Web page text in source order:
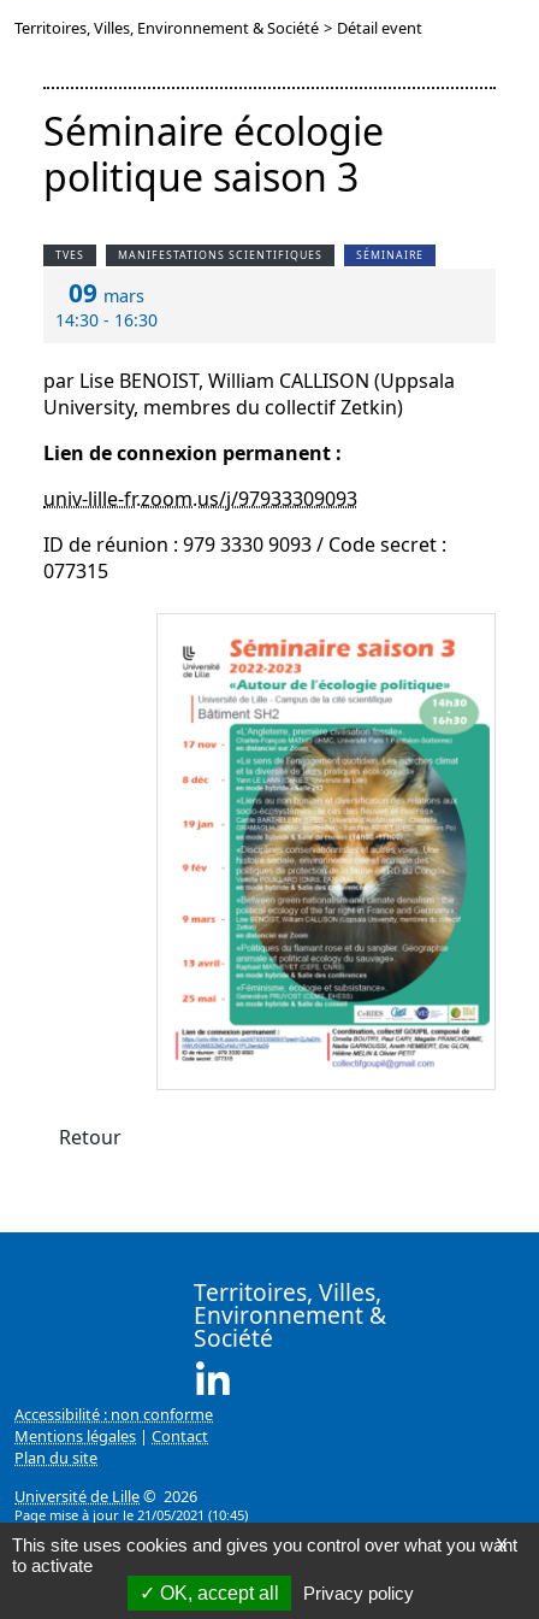
Territoires, Villes, Environnement & Société > Détail event
Séminaire écologie
politique saison 3
TVES MANIFESTATIONS SCIENTIFIQUES SÉMINAIRE
09 mars
14:30 - 16:30
par Lise BENOIST, William CALLISON (Uppsala
University, membres du collectif Zetkin)
Lien de connexion permanent :
univ-lille-fr.zoom.us/j/97933309093
ID de réunion : 979 3330 9093 / Code secret :
077315
Retour
Territoires, Villes,
Environnement &
Société
Accessibilité : non conforme
Mentions légales | Contact
Plan du site
Université de Lille© 2026
Page mise à jour le 21/05/2021 (10:45)
X
This site uses cookies and gives you control over what you want
to activate
OK, accept all
Privacy policy